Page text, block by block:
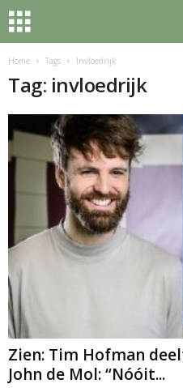
Home Tags Invloedrijk
Tag: invloedrijk
Zien: Tim Hofman
John de Mol: “Nóóit...